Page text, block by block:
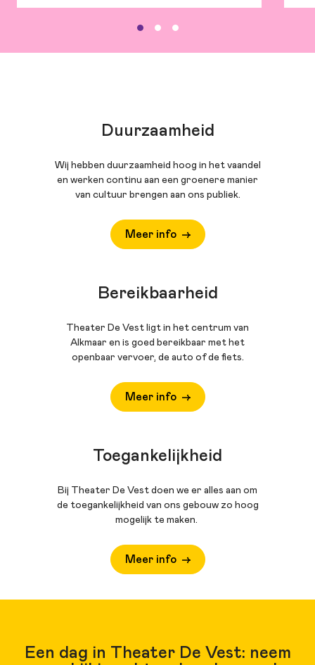
Duurzaamheid
Wij hebben duurzaamheid hoog in het vaandel
en werken continu aan een groenere manier
van cultuur brengen aan ons publiek.
Meer info
Bereikbaarheid
Theater De Vest ligt in het centrum van
Alkmaar en is goed bereikbaar met het
openbaar vervoer, de auto of de fiets.
Meer info
Toegankelijkheid
Bij Theater De Vest doen we er alles aan om
de toegankelijkheid van ons gebouw zo hoog
mogelijk te maken.
Meer info
Een dag in Theater De Vest: neem